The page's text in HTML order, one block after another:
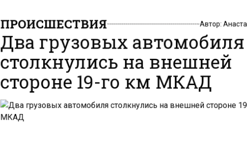
ПРОИСШЕСТВИЯ
Два грузовых автомобиля
столкнулись на внешней
стороне 19-го км МКАД